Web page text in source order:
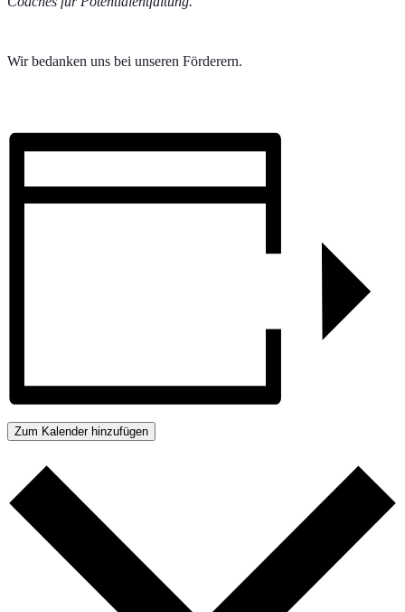
Wir bedanken uns bei unseren Förderern.
Zum Kalender hinzufügen